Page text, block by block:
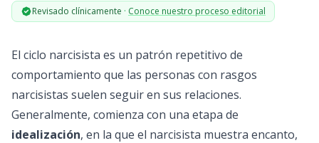
Revisado clínicamente · Conoce nuestro proceso editorial
El ciclo narcisista es un patrón repetitivo de
comportamiento que las personas con rasgos
narcisistas suelen seguir en sus relaciones.
Generalmente, comienza con una etapa de
idealización, en la que el narcisista muestra encanto,